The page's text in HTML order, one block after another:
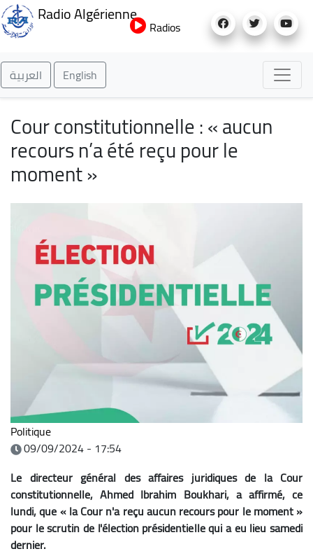
au
Radio Algérienne
Radios
العربية English
Cour constitutionnelle : « aucun
recours n’a été reçu pour le
moment »
Politique
09/09/2024 - 17:54
Le directeur général des affaires juridiques de la Cour
constitutionnelle, Ahmed Ibrahim Boukhari, a affirmé, ce
lundi, que « la Cour n'a reçu aucun recours pour le moment »
pour le scrutin de l'élection présidentielle qui a eu lieu samedi
dernier.